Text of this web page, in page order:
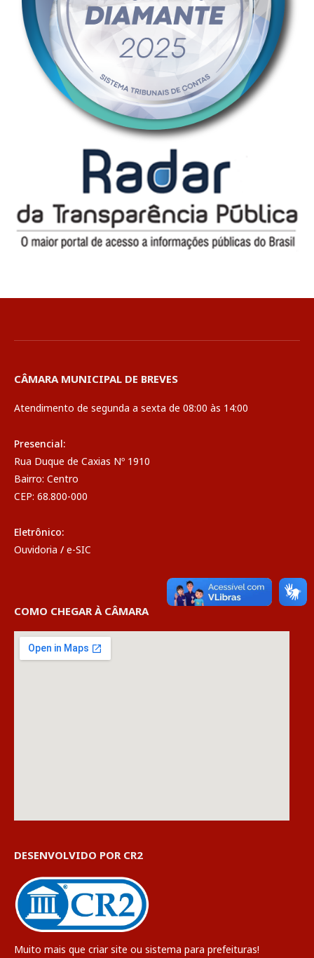
CÂMARA MUNICIPAL DE BREVES
Atendimento de segunda a sexta de 08:00 às 14:00
Presencial:
Rua Duque de Caxias Nº 1910
Bairro: Centro
CEP: 68.800-000
Eletrônico:
Ouvidoria / e-SIC
COMO CHEGAR À CÂMARA
DESENVOLVIDO POR CR2
Muito mais que criar site ou sistema para prefeituras!